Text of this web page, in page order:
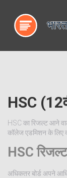
HSC
HSC का रिजल्ट आने
कॉलेज एडमिशन के लिए
HSC
अधिकतर बोर्ड अपने